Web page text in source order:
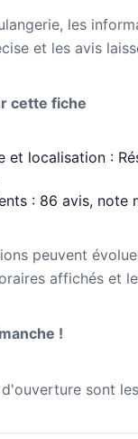
les
et les avis
cette fiche
et localisation :
: 86 avis, note
peuvent
affichés et
!
sont